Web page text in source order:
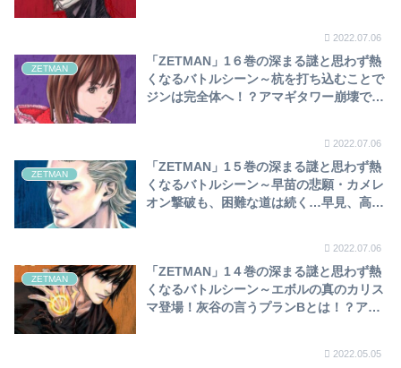
2022.07.06
ZETMAN
「ZETMAN」1６巻の深まる謎と思わず熱
くなるバトルシーン～杭を打ち込むことで
ジンは完全体へ！？アマギタワー崩壊でパ
2022.07.06
ZETMAN
「ZETMAN」1５巻の深まる謎と思わず熱
くなるバトルシーン～早苗の悲願・カメレ
オン撃破も、困難な道は続く…早見、高
2022.07.06
ZETMAN
「ZETMAN」1４巻の深まる謎と思わず熱
くなるバトルシーン～エボルの真のカリス
マ登場！灰谷の言うプランBとは！？アマ
2022.05.05